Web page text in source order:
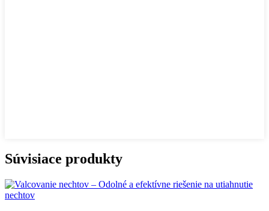
Súvisiace produkty